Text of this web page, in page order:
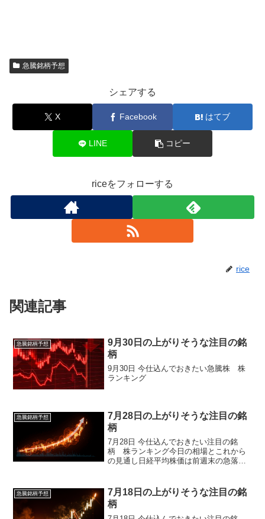
急騰銘柄予想
シェアする
X Facebook はてブ
LINE コピー
riceをフォローする
rice
関連記事
急騰銘柄予想
9月30日の上がりそうな注目の銘
柄
9月30日 今仕込んでおきたい急騰株 株
ランキング
急騰銘柄予想
7月28日の上がりそうな注目の銘
柄
7月28日 今仕込んでおきたい注目の銘
柄 株ランキング今日の相場とこれから
の見通し日経平均株価は前週末の急落に
ました。中東情勢の緊張緩和期待や原油
価格の急落を背...
急騰銘柄予想
7月18日の上がりそうな注目の銘
柄